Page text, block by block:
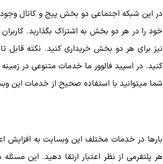
در این شبکه اجتماعی دو بخش پیج و کانال
خود را در هر دو بخش به اشتراک بگذارید.
نیز برای هر دو بخش خریداری کنید. نکته
کنید. در اسپید فالوور ما خدمات متنوعی در
شما میتوانید با استفاده صحیح از خدمات این
بارها در خدمات مختلف این وبسایت به افزایش
هر پلتفرمی از نظر اعتبار ارتقا دهید. این مسئله